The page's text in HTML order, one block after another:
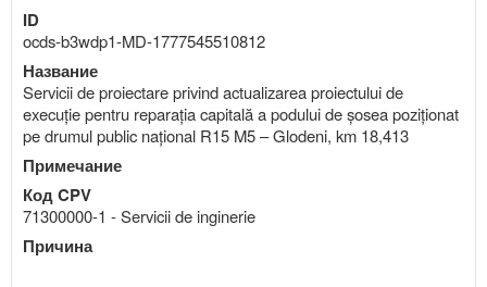
ID
ocds-b3wdp1-MD-1777545510812
Название
Servicii de proiectare privind actualizarea proiectului de
execuție pentru reparația capitală a podului de șosea poziționat
pe drumul public național R15 M5 – Glodeni, km 18,413
Примечание
Код CPV
71300000-1 - Servicii de inginerie
Причина